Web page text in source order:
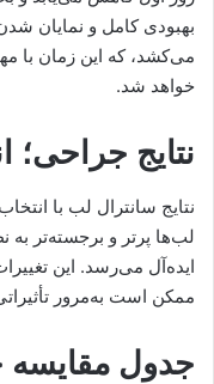
می‌کشد، که این زمان با
خواهد شد.
نتایج جراحی؛
نتایج سانترال لب با
لب‌ها پرتر و برجسته‌تر
ایده‌آل می‌رسد. این
ممکن است به‌مرور
جدول مقایسه